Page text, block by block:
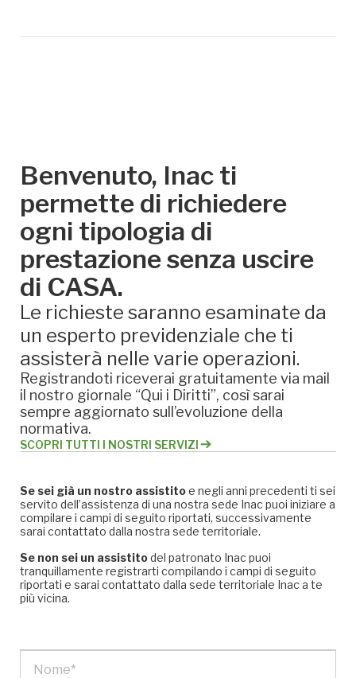
Benvenuto, Inac ti
permette di richiedere
ogni tipologia di
prestazione senza uscire
di CASA.
Le richieste saranno esaminate da
un esperto previdenziale che ti
assisterà nelle varie operazioni.
Registrandoti riceverai gratuitamente via mail
il nostro giornale “Qui i Diritti”, così sarai
sempre aggiornato sull’evoluzione della
normativa.
SCOPRI TUTTI I NOSTRI SERVIZI
Se sei già un nostro assistitoe negli anni precedenti ti sei
servito dell’assistenza di una nostra sede Inac puoi iniziare a
compilare i campi di seguito riportati, successivamente
sarai contattato dalla nostra sede territoriale.
Se non sei un assistitodel patronato Inac puoi
tranquillamente registrarti compilando i campi di seguito
riportati e sarai contattato dalla sede territoriale Inac a te
più vicina.